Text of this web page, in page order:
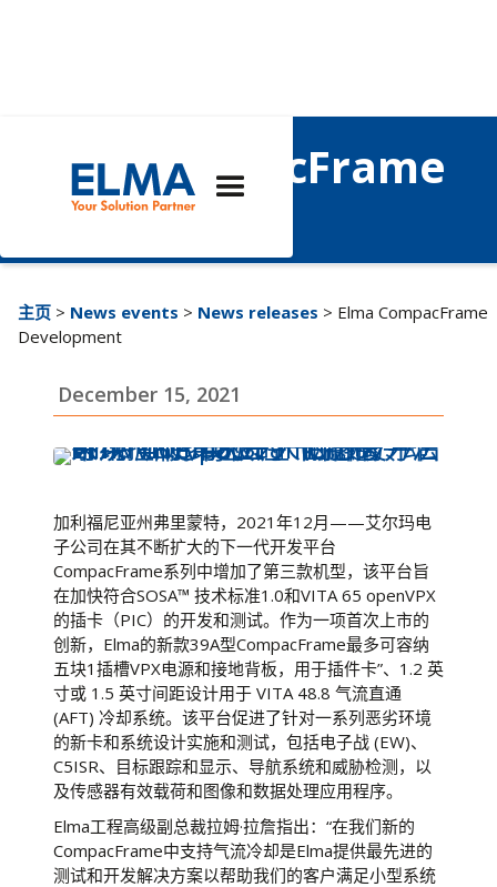
Elma CompacFrame
开发
主页 > News events > News releases > Elma CompacFrame
Development
December 15, 2021
加利福尼亚州弗里蒙特，2021年12月——艾尔玛电
子公司在其不断扩大的下一代开发平台
CompacFrame系列中增加了第三款机型，该平台旨
在加快符合SOSA™ 技术标准1.0和VITA 65 openVPX
的插卡（PIC）的开发和测试。作为一项首次上市的
创新，Elma的新款39A型CompacFrame最多可容纳
五块1插槽VPX电源和接地背板，用于插件卡”、1.2 英
寸或 1.5 英寸间距设计用于 VITA 48.8 气流直通
(AFT) 冷却系统。该平台促进了针对一系列恶劣环境
的新卡和系统设计实施和测试，包括电子战 (EW)、
C5ISR、目标跟踪和显示、导航系统和威胁检测，以
及传感器有效载荷和图像和数据处理应用程序。
Elma工程高级副总裁拉姆·拉詹指出：“在我们新的
CompacFrame中支持气流冷却是Elma提供最先进的
测试和开发解决方案以帮助我们的客户满足小型系统